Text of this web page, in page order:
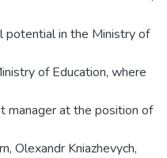
potential in the Ministry of
of Education, where
manager at the position of
Olexandr Kniazhevych,